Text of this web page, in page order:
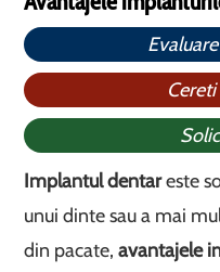
Implantul dentareste
unui dinte sau a mai
din pacate,avantajele